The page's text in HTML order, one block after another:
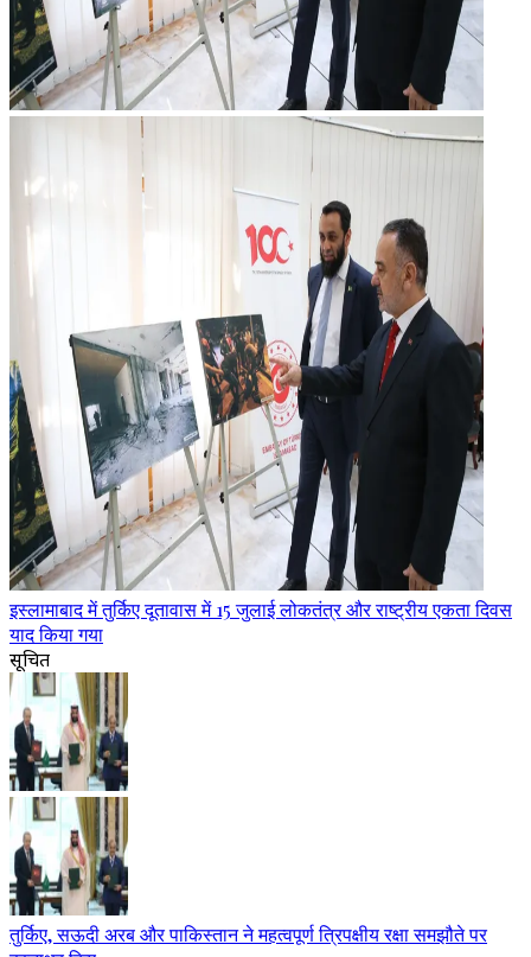
इस्लामाबाद में तुर्किए दूतावास में 15 जुलाई लोकतंत्र और राष्ट्रीय एकता दिवस
याद किया गया
सूचित
तुर्किए, सऊदी अरब और पाकिस्तान ने महत्वपूर्ण त्रिपक्षीय रक्षा समझौते पर